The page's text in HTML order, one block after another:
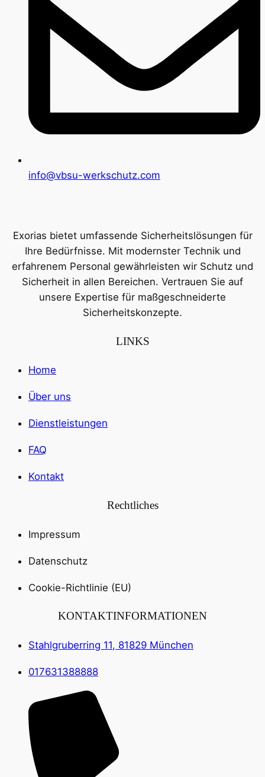
info@vbsu-werkschutz.com
Exorias bietet umfassende Sicherheitslösungen für
Ihre Bedürfnisse. Mit modernster Technik und
erfahrenem Personal gewährleisten wir Schutz und
Sicherheit in allen Bereichen. Vertrauen Sie auf
unsere Expertise für maßgeschneiderte
Sicherheitskonzepte.
LINKS
Home
Über uns
Dienstleistungen
FAQ
Kontakt
Rechtliches
Impressum
Datenschutz
Cookie-Richtlinie (EU)
KONTAKTINFORMATIONEN
Stahlgruberring 11, 81829 München
017631388888